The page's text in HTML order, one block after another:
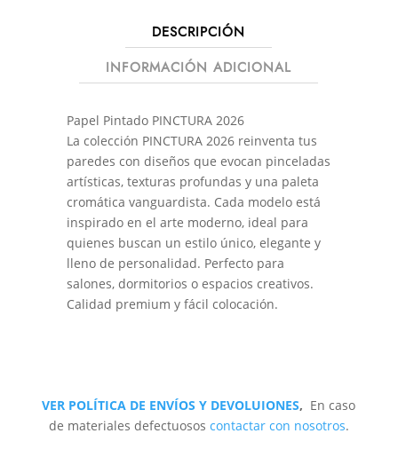
DESCRIPCIÓN
INFORMACIÓN ADICIONAL
Papel Pintado PINCTURA 2026
La colección PINCTURA 2026 reinventa tus
paredes con diseños que evocan pinceladas
artísticas, texturas profundas y una paleta
cromática vanguardista. Cada modelo está
inspirado en el arte moderno, ideal para
quienes buscan un estilo único, elegante y
lleno de personalidad. Perfecto para
salones, dormitorios o espacios creativos.
Calidad premium y fácil colocación.
VER POLÍTICA DE ENVÍOS Y DEVOLUIONES, En caso
de materiales defectuosos contactar con nosotros.